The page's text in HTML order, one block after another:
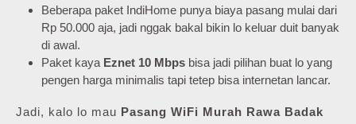
Beberapa paket IndiHome punya biaya pasang mulai dari
Rp 50.000 aja, jadi nggak bakal bikin lo keluar duit banyak
di awal.
Paket kaya Eznet 10 Mbps bisa jadi pilihan buat lo yang
pengen harga minimalis tapi tetep bisa internetan lancar.
Jadi, kalo lo mau Pasang WiFi Murah Rawa Badak